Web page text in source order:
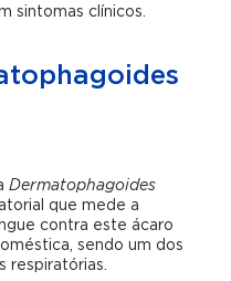
sintomas clínicos.
Dermatophagoides
que mede a
contra este ácaro
sendo um dos
respiratórias.